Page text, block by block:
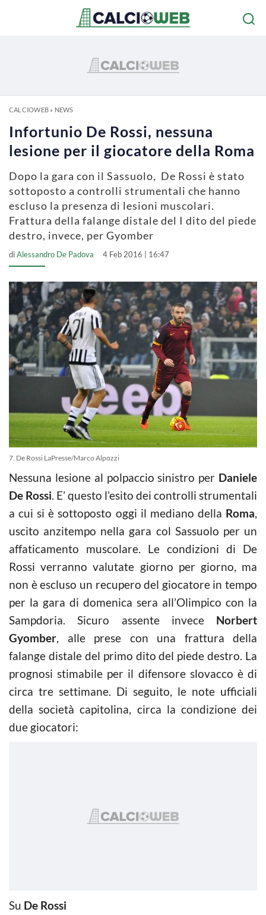
CALCIOWEB» NEWS
Infortunio De Rossi, nessuna
lesione per il giocatore della Roma
Dopo la gara con il Sassuolo, De Rossi è stato
sottoposto a controlli strumentali che hanno
escluso la presenza di lesioni muscolari.
Frattura della falange distale del I dito del piede
destro, invece, per Gyomber
diAlessandro De Padova 4 Feb 2016 | 16:47
7. De Rossi LaPresse/Marco Alpozzi
Nessuna lesione al polpaccio sinistro per Daniele
De Rossi. E’ questo l’esito dei controlli strumentali
a cui si è sottoposto oggi il mediano della Roma,
uscito anzitempo nella gara col Sassuolo per un
affaticamento muscolare. Le condizioni di De
Rossi verranno valutate giorno per giorno, ma
non è escluso un recupero del giocatore in tempo
per la gara di domenica sera all’Olimpico con la
Sampdoria. Sicuro assente invece Norbert
Gyomber, alle prese con una frattura della
falange distale del primo dito del piede destro. La
prognosi stimabile per il difensore slovacco è di
circa tre settimane. Di seguito, le note ufficiali
della società capitolina, circa la condizione dei
due giocatori:
Su De Rossi